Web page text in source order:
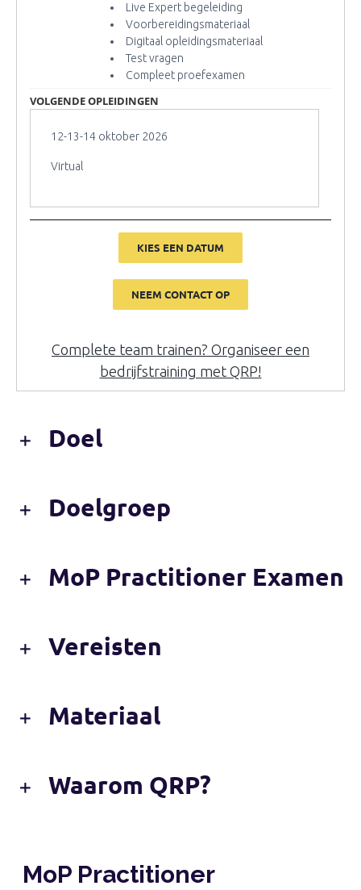
Live Expert begeleiding
Voorbereidingsmateriaal
Digitaal opleidingsmateriaal
Test vragen
Compleet proefexamen
VOLGENDE OPLEIDINGEN
12-13-14 oktober 2026
Virtual
KIES EEN DATUM
NEEM CONTACT OP
Complete team trainen? Organiseer een
bedrijfstraining met QRP!
Doel
Doelgroep
MoP Practitioner Examen
Vereisten
Materiaal
Waarom QRP?
MoP Practitioner